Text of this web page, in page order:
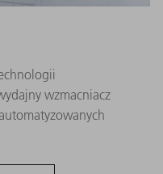
wzmacniacz